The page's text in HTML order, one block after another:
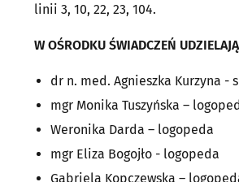
linii 3, 10, 22, 23, 104.
W OŚRODKU ŚWIADCZEŃ
dr n. med. Agnieszka Kurzyna
mgr Monika Tuszyńska –
Weronika Darda – logopeda
mgr Eliza Bogojło - logopeda
Gabriela Kopczewska –